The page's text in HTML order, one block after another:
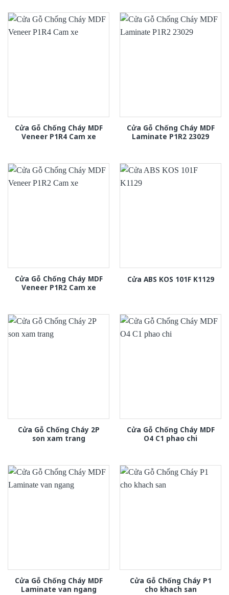
Cửa Gỗ Chống Cháy MDF
Veneer P1R4 Cam xe
Cửa Gỗ Chống Cháy MDF
Laminate P1R2 23029
Cửa Gỗ Chống Cháy MDF
Veneer P1R2 Cam xe
Cửa ABS KOS 101F K1129
Cửa Gỗ Chống Cháy 2P
son xam trang
Cửa Gỗ Chống Cháy MDF
O4 C1 phao chi
Cửa Gỗ Chống Cháy MDF
Laminate van ngang
Cửa Gỗ Chống Cháy P1
cho khach san